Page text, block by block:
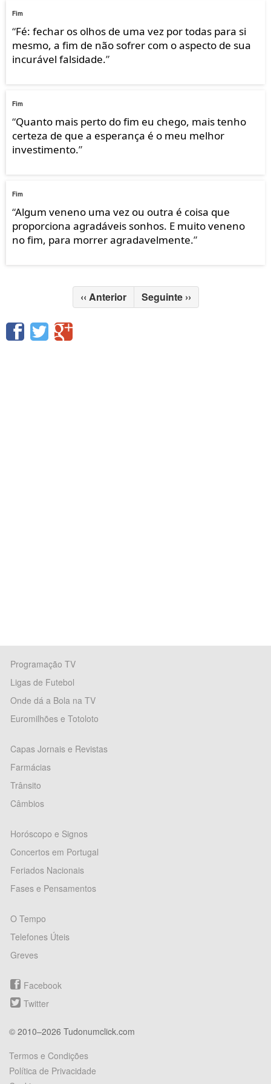
Fim
“Fé: fechar os olhos de uma vez por todas para si
mesmo, a fim de não sofrer com o aspecto de sua
incurável falsidade.”
Fim
“Quanto mais perto do fim eu chego, mais tenho
certeza de que a esperança é o meu melhor
investimento.”
Fim
“Algum veneno uma vez ou outra é coisa que
proporciona agradáveis sonhos. E muito veneno
no fim, para morrer agradavelmente.”
‹‹ Anterior Seguinte ››
Programação TV
Ligas de Futebol
Onde dá a Bola na TV
Euromilhões e Totoloto
Capas Jornais e Revistas
Farmácias
Trânsito
Câmbios
Horóscopo e Signos
Concertos em Portugal
Feriados Nacionais
Fases e Pensamentos
O Tempo
Telefones Úteis
Greves
Facebook
Twitter
© 2010–2026 Tudonumclick.com
Termos e Condições
Política de Privacidade